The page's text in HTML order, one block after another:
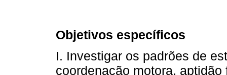
Objetivos específicos
I. Investigar os padrões de
coordenação motora,